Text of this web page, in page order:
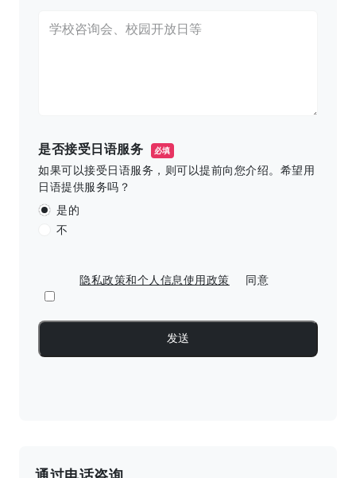
是否接受日语服务 必填
如果可以接受日语服务，则可以提前向您介绍。希望用
日语提供服务吗？
是的
不
隐私政策和个人信息使用政策 同意